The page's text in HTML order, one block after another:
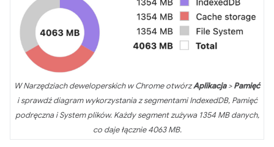
W Narzędziach deweloperskich w Chrome otwórzAplikacja>Pamięć
i sprawdź diagram wykorzystania z segmentami IndexedDB, Pamięć
podręczna i System plików. Każdy segment zużywa 1354 MB danych,
co daje łącznie 4063 MB.